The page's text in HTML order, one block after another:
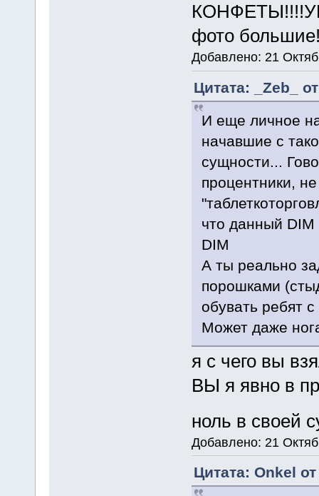
фото
Добавлено: 21
Цитата: _Zeb_
И еще личное
начавшие с
сущности...
процентники,
что данный DIM
DIM
А ты реально
порошками
обувать ребят
Может даже
я с чего вы
ВЫ я явно в
ноль в своей
Добавлено: 21
Цитата: Onkel